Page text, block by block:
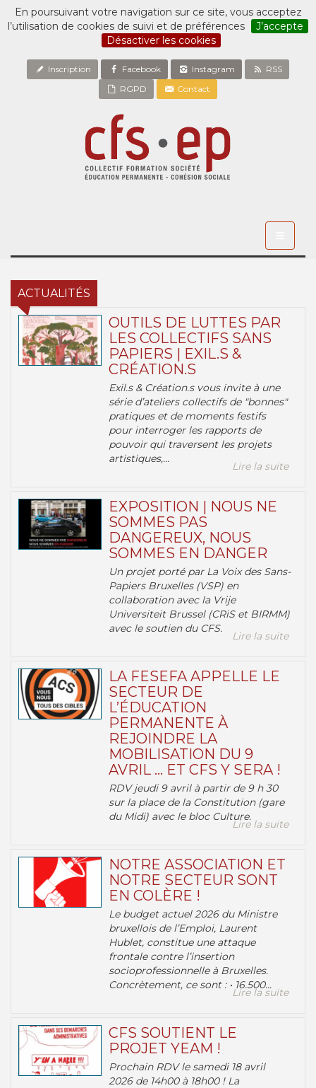
En poursuivant votre navigation sur ce site, vous acceptez
l’utilisation de cookies de suivi et de préférences
J’accepte
Désactiver les cookies
Inscription Facebook Instagram
RSS
RGPD
Contact
ACTUALITÉS
OUTILS DE LUTTES PAR
LES COLLECTIFS SANS
PAPIERS | EXIL.S &
CRÉATION.S
Exil.s & Création.s vous invite à une
série d’ateliers collectifs de "bonnes"
pratiques et de moments festifs
pour interroger les rapports de
pouvoir qui traversent les projets
artistiques,...
Lire la suite
EXPOSITION | NOUS NE
SOMMES PAS
DANGEREUX, NOUS
SOMMES EN DANGER
Un projet porté par La Voix des Sans-
Papiers Bruxelles (VSP) en
collaboration avec la Vrije
Universiteit Brussel (CRiS et BIRMM)
avec le soutien du CFS.
Lire la suite
LA FESEFA APPELLE LE
SECTEUR DE
L’ÉDUCATION
PERMANENTE À
REJOINDRE LA
MOBILISATION DU 9
AVRIL … ET CFS Y SERA !
RDV jeudi 9 avril à partir de 9 h 30
sur la place de la Constitution (gare
du Midi) avec le bloc Culture.
Lire la suite
NOTRE ASSOCIATION ET
NOTRE SECTEUR SONT
EN COLÈRE !
Le budget actuel 2026 du Ministre
bruxellois de l’Emploi, Laurent
Hublet, constitue une attaque
frontale contre l’insertion
socioprofessionnelle à Bruxelles.
Concrètement, ce sont : • 16.500...
Lire la suite
CFS SOUTIENT LE
PROJET YEAM !
Prochain RDV le samedi 18 avril
2026 de 14h00 à 18h00 ! La